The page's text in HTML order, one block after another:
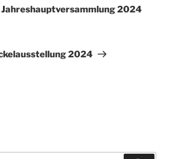
Jahreshauptversammlung 2024
2024